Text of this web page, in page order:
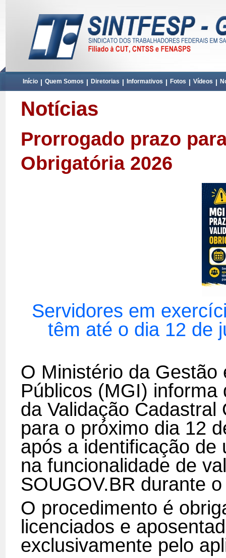
Início | Quem Somos | Diretorias | Informativos | Fotos | Vídeos |
Notícias
Prorrogado prazo
Obrigatória 2026
Servidores em
têm até o dia 12 de
O Ministério da
Públicos (MGI)
da Validação
para o próximo dia 12
após a identificação de
na funcionalidade de
SOUGOV.BR durante
O procedimento é
licenciados e
exclusivamente pelo